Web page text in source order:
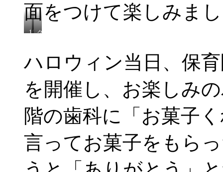
の
音
が
面をつけて楽しみま
10
製
作
グ
ョ
キ
で
パ
ン
プ
キ
ン
体
操
ハロウィン当日、保
を開催し、お楽しみ
階の歯科に「お菓子
言ってお菓子をもら